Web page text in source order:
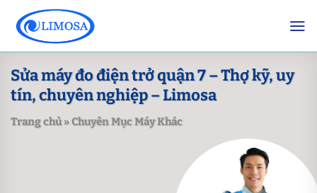
content
Sửa máy đo điện trở quận 7 – Thợ kỹ, uy
tín, chuyên nghiệp – Limosa
Trang chủ»Chuyên Mục Máy Khác